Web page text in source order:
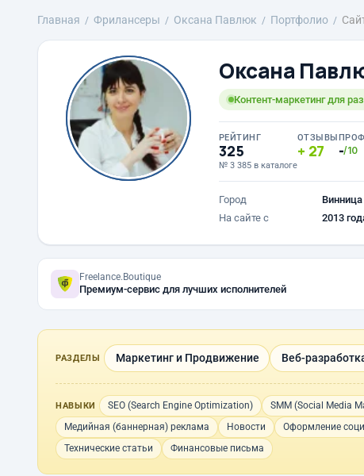
Главная Фрилансеры Оксана Павлюк Портфолио
Оксана
Контент-маркетинг для
РЕЙТИНГ
325
№ 3 385 в каталоге
ОТЗЫВЫ
27 -/10
Город
Винница
На сайте с
2013
Freelance.Boutique
Премиум-сервис для лучших исполнителей
РАЗДЕЛЫ Маркетинг и Продвижение Веб-
НАВЫКИ SEO (Search Engine Optimization) SMM (Social Media
Медийная (баннерная) реклама
Новости Оформление
Технические статьи
Финансовые письма